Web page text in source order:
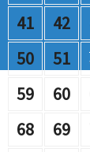
41
42
50
51
59
60
68
69